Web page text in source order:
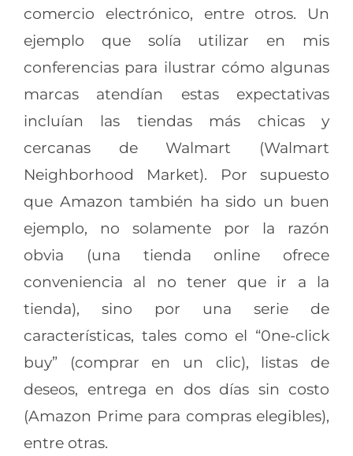
comercio electrónico, entre otros. Un
ejemplo que solía utilizar en mis
conferencias para ilustrar cómo algunas
marcas atendían estas expectativas
incluían las tiendas más chicas y
cercanas de Walmart (Walmart
Neighborhood Market). Por supuesto
que Amazon también ha sido un buen
ejemplo, no solamente por la razón
obvia (una tienda online ofrece
conveniencia al no tener que ir a la
tienda), sino por una serie de
características, tales como el “0ne-click
buy” (comprar en un clic), listas de
deseos, entrega en dos días sin costo
(Amazon Prime para compras elegibles),
entre otras.